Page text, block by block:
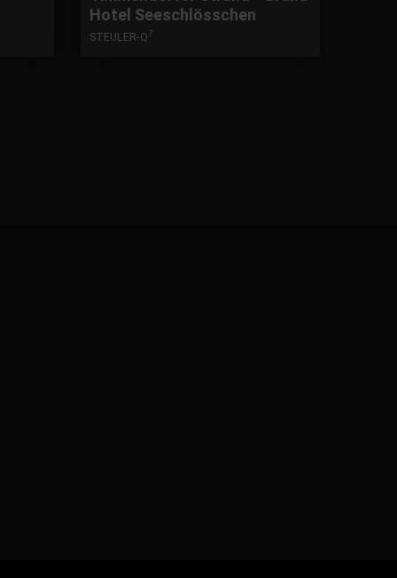
Hotel Seeschlösschen
STEULER-Q7